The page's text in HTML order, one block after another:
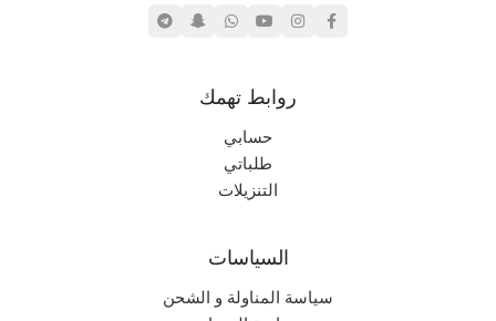
روابط تهمك
حسابي
طلباتي
التنزيلات
السياسات
سياسة المناولة و الشحن